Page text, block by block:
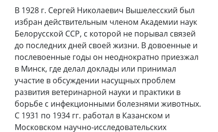
В 1928 г. Сергей Николаевич Вышелесский был
избран действительным членом Академии наук
Белорусской ССР, с которой не порывал связей
до последних дней своей жизни. В довоенные и
послевоенные годы он неоднократно приезжал
в Минск, где делал доклады или принимал
участие в обсуждении насущных проблем
развития ветеринарной науки и практики в
борьбе с инфекционными болезнями животных.
С 1931 по 1934 гг. работал в Казанском и
Московском научно-исследовательских